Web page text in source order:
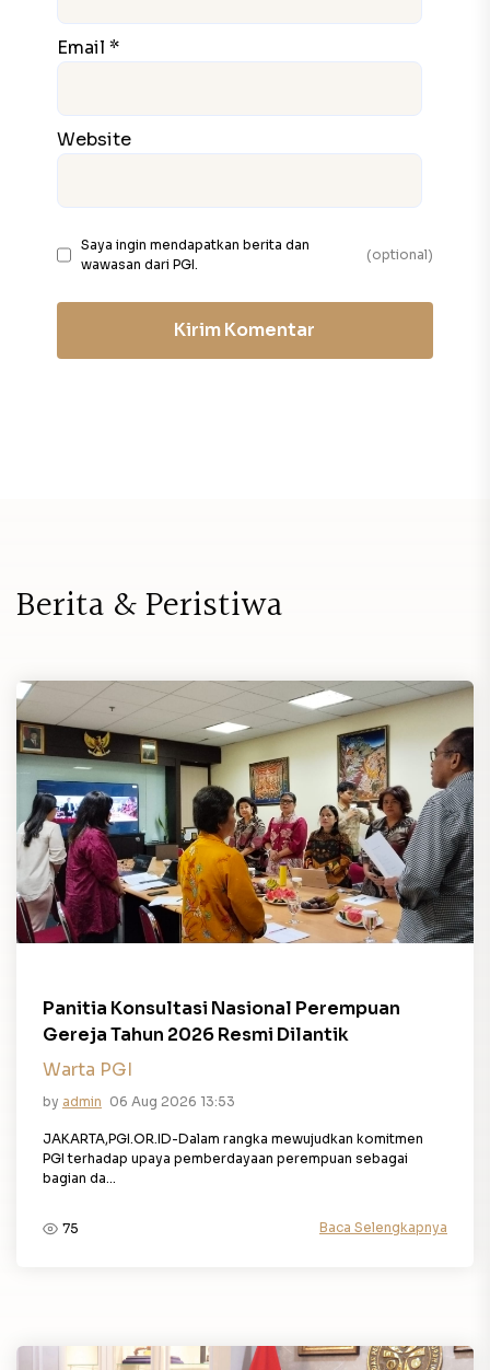
Email *
Website
Saya ingin mendapatkan berita dan
wawasan dari PGI.
(optional)
Kirim Komentar
Berita&Peristiwa
Panitia Konsultasi Nasional Perempuan
Gereja Tahun 2026 Resmi Dilantik
Warta PGI
by admin 06 Aug 2026 13:53
JAKARTA,PGI.OR.ID-Dalam rangka mewujudkan komitmen
PGI terhadap upaya pemberdayaan perempuan sebagai
bagian da...
75 Baca Selengkapnya